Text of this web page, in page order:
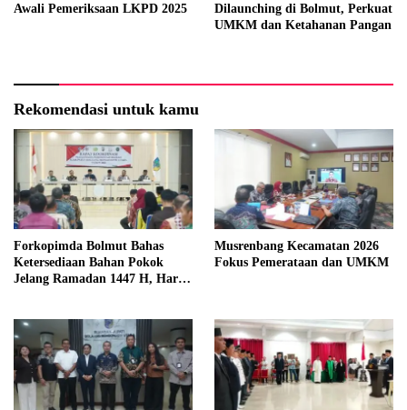
Awali Pemeriksaan LKPD 2025
Dilaunching di Bolmut, Perkuat
UMKM dan Ketahanan Pangan
Rekomendasi untuk kamu
Forkopimda Bolmut Bahas
Ketersediaan Bahan Pokok
Jelang Ramadan 1447 H, Harga
Musrenbang Kecamatan 2026
Fokus Pemerataan dan UMKM